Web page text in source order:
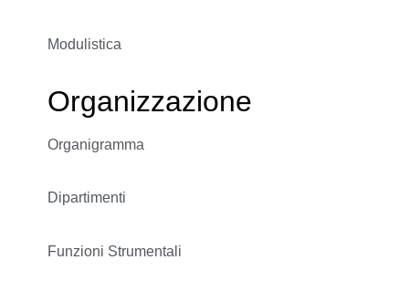
Modulistica
Organizzazione
Organigramma
Dipartimenti
Funzioni Strumentali